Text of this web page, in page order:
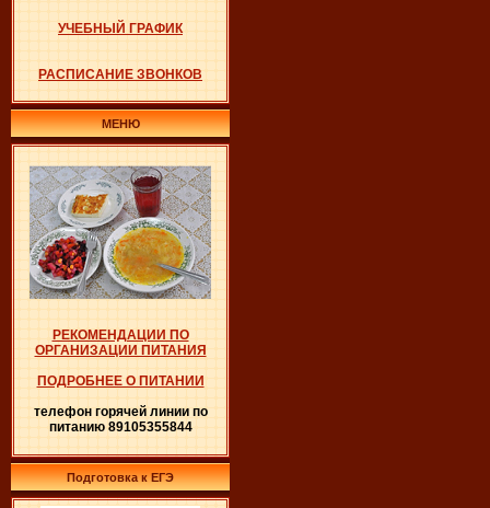
УЧЕБНЫЙ ГРАФИК
РАСПИСАНИЕ ЗВОНКОВ
МЕНЮ
РЕКОМЕНДАЦИИ ПО
ОРГАНИЗАЦИИ ПИТАНИЯ
ПОДРОБНЕЕ О ПИТАНИИ
телефон горячей линии по
питанию 89105355844
Подготовка к ЕГЭ